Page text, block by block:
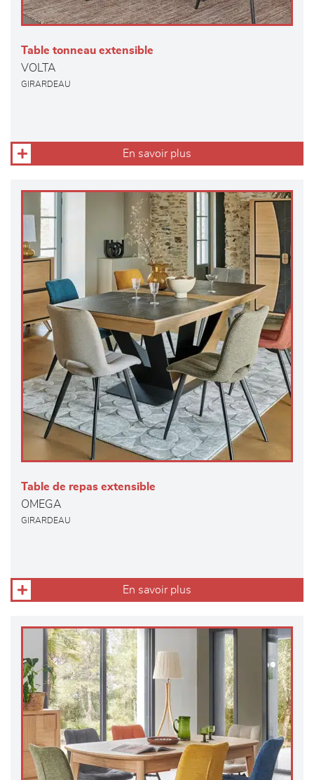
Table tonneau extensible
VOLTA
GIRARDEAU
En savoir plus
Table de repas extensible
OMEGA
GIRARDEAU
En savoir plus